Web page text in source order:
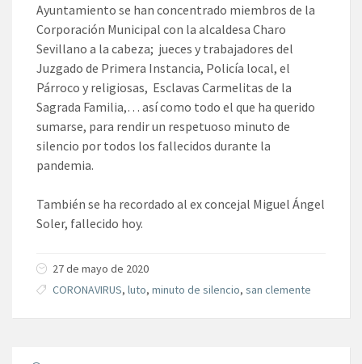
Ayuntamiento se han concentrado miembros de la
Corporación Municipal con la alcaldesa Charo
Sevillano a la cabeza; jueces y trabajadores del
Juzgado de Primera Instancia, Policía local, el
Párroco y religiosas, Esclavas Carmelitas de la
Sagrada Familia,… así como todo el que ha querido
sumarse, para rendir un respetuoso minuto de
silencio por todos los fallecidos durante la
pandemia.
También se ha recordado al ex concejal Miguel Ángel
Soler, fallecido hoy.
27 de mayo de 2020
CORONAVIRUS, luto, minuto de silencio, san clemente